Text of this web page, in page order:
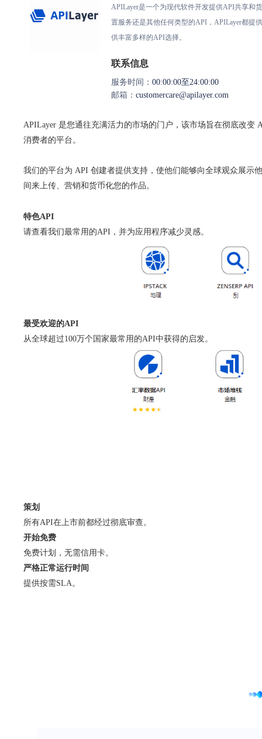
APILayer是一个为现代软件开发提供API共享和
置服务还是其他任何类型的API，APILayer都提
供丰富多样的API选择。
联系信息
服务时间： 00:00:00至24:00:00
邮箱： customercare@apilayer.com
APILayer 是您通往充满活力的市场的门户，该市场旨在彻底改
消费者的平台。
我们的平台为 API 创建者提供支持，使他们能够向全球观众展示
间来上传、营销和货币化您的作品。
特色API
请查看我们最常用的API，并为应用程序减少灵感。
最受欢迎的API
从全球超过100万个国家最常用的API中获得的启发。
策划
所有API在上市前都经过彻底审查。
开始免费
免费计划，无需信用卡。
严格正常运行时间
提供按需SLA。